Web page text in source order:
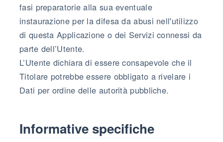
fasi preparatorie alla sua eventuale
instaurazione per la difesa da abusi nell'utilizzo
di questa Applicazione o dei Servizi connessi da
parte dell’Utente.
L’Utente dichiara di essere consapevole che il
Titolare potrebbe essere obbligato a rivelare i
Dati per ordine delle autorità pubbliche.
Informative specifiche